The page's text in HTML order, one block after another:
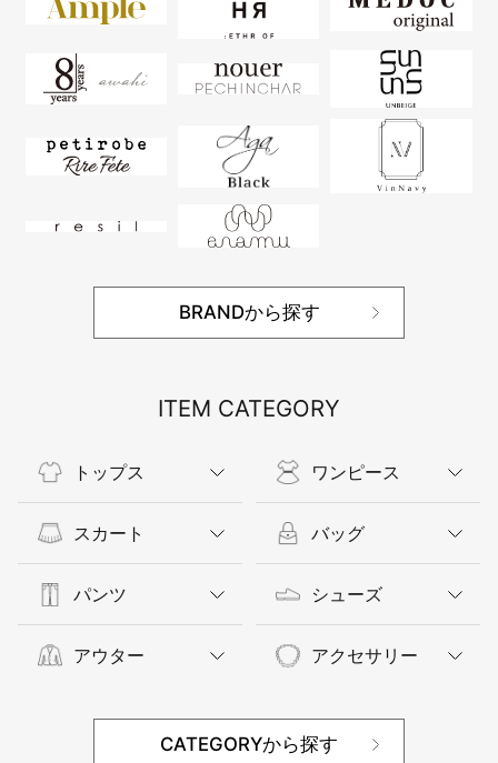
BRANDから探す
ITEM CATEGORY
トップス
スカート
パンツ
アウター
ワンピース
バッグ
シューズ
アクセサリー
CATEGORYから探す